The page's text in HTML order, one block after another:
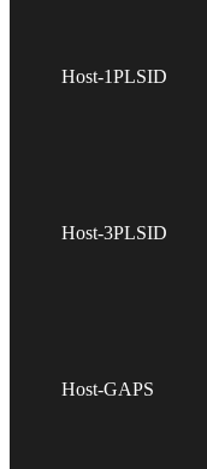
Host-1PLSID
Host-3PLSID
Host-GAPS